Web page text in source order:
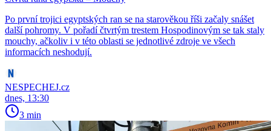
Po první trojici egyptských ran se na starověkou říši začaly snášet
další pohromy. V pořadí čtvrtým trestem Hospodinovým se tak staly
mouchy, ačkoliv i v této oblasti se jednotlivé zdroje ve všech
informacích neshodují.
NESPECHEJ.cz
dnes, 13:30
3 min